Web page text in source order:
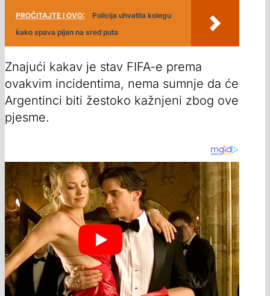
PROČITAJTE I OVO:
Policija uhvatila kolegu
kako spava pijan na sred puta
Znajući kakav je stav FIFA-e prema
ovakvim incidentima, nema sumnje da će
Argentinci biti žestoko kažnjeni zbog ove
pjesme.